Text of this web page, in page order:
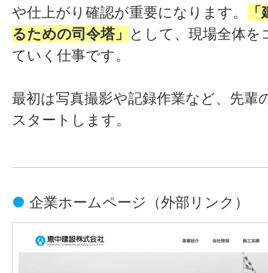
や仕上がり確認が重要になります。
るための司令塔」 として、現場全体
ていく仕事です。
最初は写真撮影や記録作業など、先輩
スタートします。
● 企業ホームページ （外部リンク）